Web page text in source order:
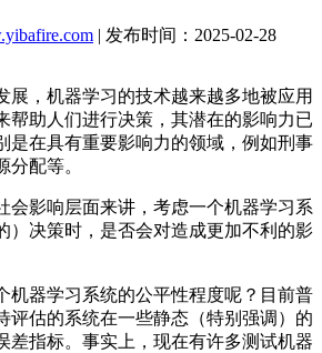
| 发布时间：2025-02-28
，机器学习的技术越来越多地被应用
帮助人们进行决策，其潜在的影响力已
是在具有重要影响力的领域，例如刑事
分配等。
影响层面来讲，考虑一个机器学习系
）决策时，是否会对造成更加不利的影
器学习系统的公平性程度呢？目前普
评估的系统在一些静态（特别强调）的
差指标。事实上，现在有许多测试机器